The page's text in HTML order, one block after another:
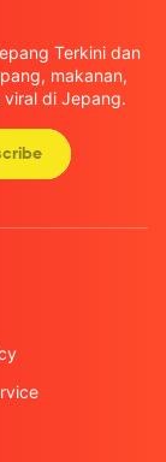
Terkini dan
makanan,
di Jepang.